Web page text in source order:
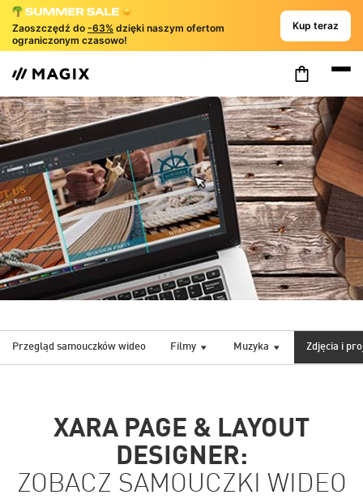
Zaoszczędź do -63% dzięki naszym ofertom
ograniczonym czasowo!
Kup teraz
Przegląd samouczków wideo Filmy Muzyka Zdjęcia i
XARA PAGE & LAYOUT
DESIGNER:
ZOBACZ SAMOUCZKI WIDEO